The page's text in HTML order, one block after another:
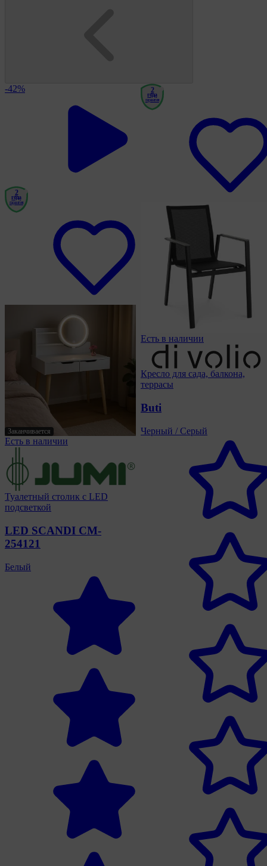
-42%
2
года
гарантия
Заканчивается
Есть в наличии
Туалетный столик с LED
подсветкой
LED SCANDI CM-
254121
Белый
2
года
гарантия
Есть в наличии
Кресло для сада, балкона,
террасы
Buti
Черный / Серый